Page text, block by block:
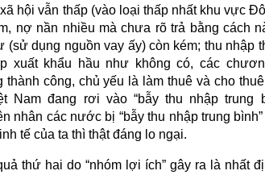
hội vẫn thấp (vào loại thấp nhất khu vực
nợ nần nhiều mà chưa rõ trả bằng cách
(sử dụng nguồn vay ấy) còn kém; thu nhập
xuất khẩu hầu như không có, các
thành công, chủ yếu là làm thuê và cho
Nam đang rơi vào “bẫy thu nhập trung
nhân các nước bị “bẫy thu nhập trung
tế của ta thì thật đáng lo ngại.
thứ hai do “nhóm lợi ích” gây ra là nhất